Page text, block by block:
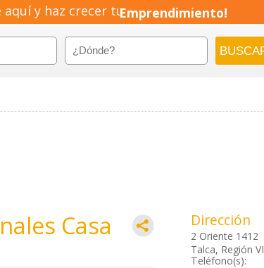
aquí y haz crecer tuEmprendimiento!
Casa Dirección
2 Oriente 1412
Talca, Región
Teléfono(s):